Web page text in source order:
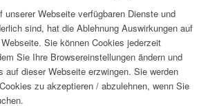
unserer Webseite verfügbaren Dienste und
sind, hat die Ablehnung Auswirkungen auf
Sie können Cookies jederzeit
Sie Ihre Browsereinstellungen ändern und
auf dieser Webseite erzwingen. Sie werden
zu akzeptieren / abzulehnen, wenn Sie